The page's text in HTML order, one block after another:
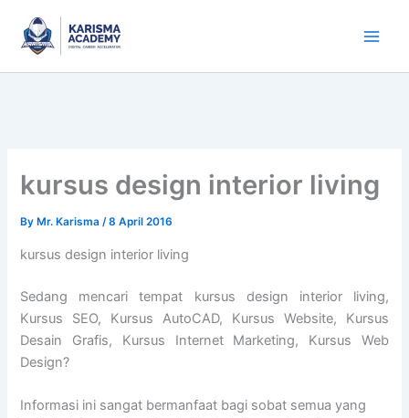
content
kursus design interior living
By Mr. Karisma/8 April 2016
kursus design interior living
Sedang mencari tempat kursus design interior living,
Kursus SEO, Kursus AutoCAD, Kursus Website, Kursus
Desain Grafis, Kursus Internet Marketing, Kursus Web
Design?
Informasi ini sangat bermanfaat bagi sobat semua yang